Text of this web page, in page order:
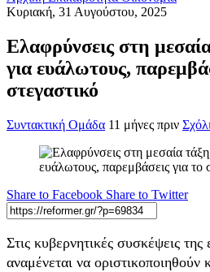
Κυριακή, 31 Αυγούστου, 2025
Ελαφρύνσεις στη
για ευάλωτους,
στεγαστικό
Συντακτική Ομάδα 11 μήνες πριν
Share to Facebook Share to Twitter
Στις κυβερνητικές συσκέψεις
αναμένεται να οριστικοποιηθούν